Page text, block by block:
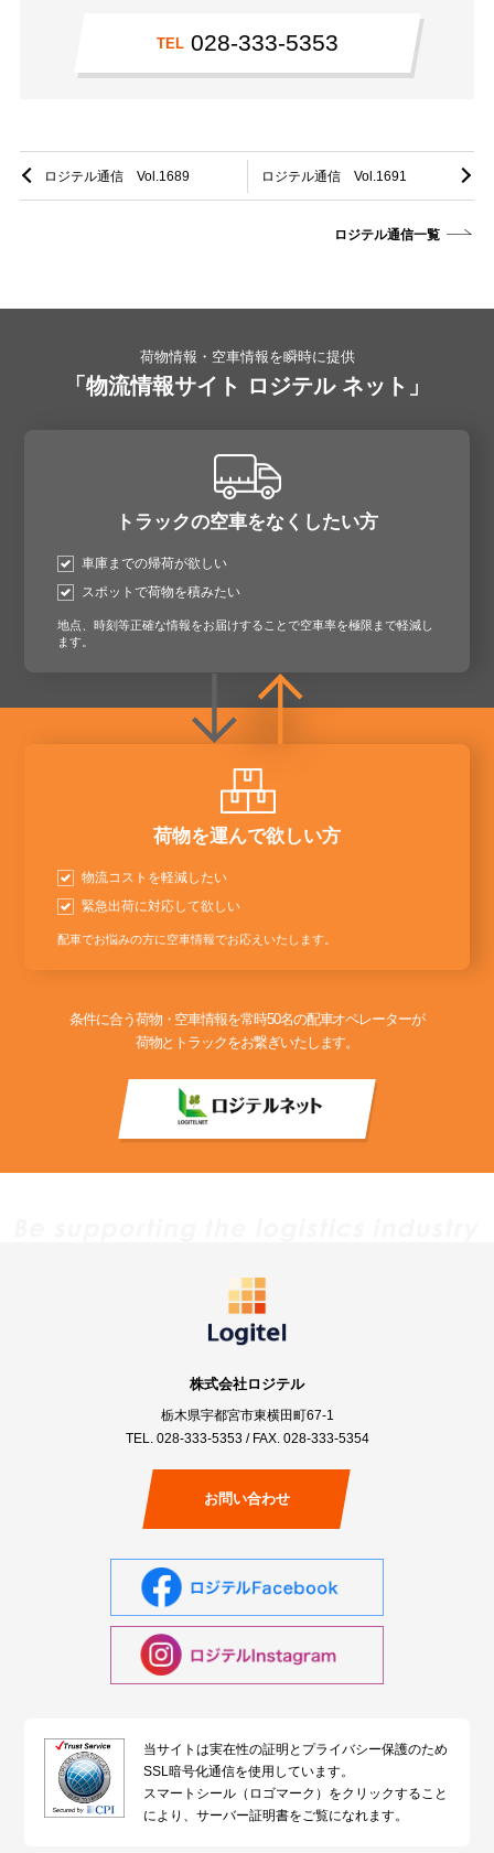
TEL 028-333-5353
ロジテル通信 Vol.1689 ロジテル通信 Vol.1691
ロジテル通信一覧
荷物情報・空車情報を瞬時に提供
「物流情報サイト ロジテル ネット」
トラックの空車をなくしたい方
車庫までの帰荷が欲しい
スポットで荷物を積みたい
地点、時刻等正確な情報をお届けすることで空車率を極限まで軽減し
ます。
荷物を運んで欲しい方
物流コストを軽減したい
緊急出荷に対応して欲しい
配車でお悩みの方に空車情報でお応えいたします。
条件に合う荷物・空車情報を常時50名の配車オペレーターが
荷物とトラックをお繋ぎいたします。
株式会社ロジテル
栃木県宇都宮市東横田町67-1
TEL. 028-333-5353 / FAX. 028-333-5354
お問い合わせ
当サイトは実在性の証明とプライバシー保護のため
SSL暗号化通信を使用しています。
スマートシール（ロゴマーク）をクリックすること
により、サーバー証明書をご覧になれます。